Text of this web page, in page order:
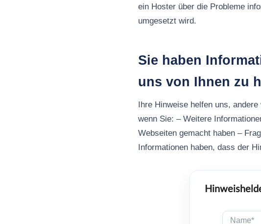
ein Hoster über die Probleme
umgesetzt wird.
Sie haben
uns von Ihnen zu
Ihre Hinweise helfen uns,
wenn Sie: – Weitere
Webseiten gemacht haben –
Informationen haben, dass der